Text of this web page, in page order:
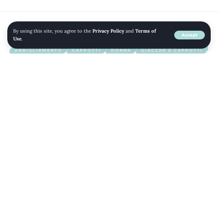
By using this site, you agree to the Privacy Policyand Terms of
Use.
Accept
Home» Blog »Vero Moda Cappotto Donna
ABBIGLIAMENTO CAPPOTTI DONNA
GIACCHE E CAPPOTTI